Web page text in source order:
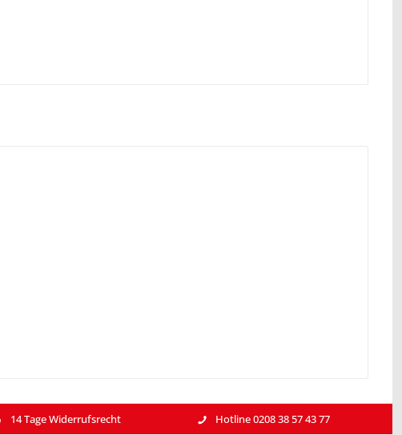
14 Tage Widerrufsrecht Hotline 0208 38 57 43 77